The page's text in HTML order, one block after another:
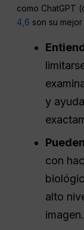
como ChatGPT
4,6 son su
y
con
alto
imagen.